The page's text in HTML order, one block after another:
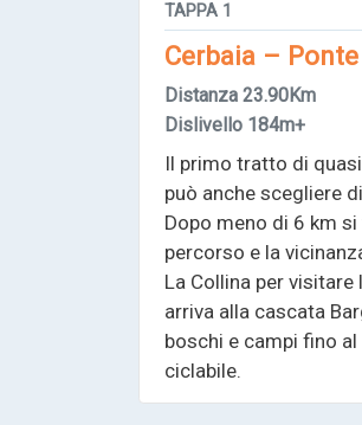
TAPPA 1
Cerbaia –
Distanza 23.90Km
Dislivello 184m+
Il primo tratto di
può anche scegliere
Dopo meno di 6 km
percorso e la
La Collina per
arriva alla cascata
boschi e campi fino
ciclabile.